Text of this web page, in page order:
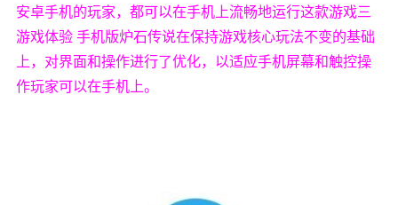
安卓手机的玩家，都可以在手机上流畅地运行这款游戏三
游戏体验 手机版炉石传说在保持游戏核心玩法不变的基础
上，对界面和操作进行了优化，以适应手机屏幕和触控操
作玩家可以在手机上。